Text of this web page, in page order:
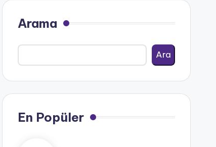
Arama
Ara
En Popüler